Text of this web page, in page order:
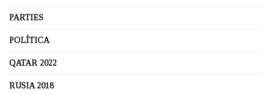
PARTIES
POLÍTICA
QATAR 2022
RUSIA 2018